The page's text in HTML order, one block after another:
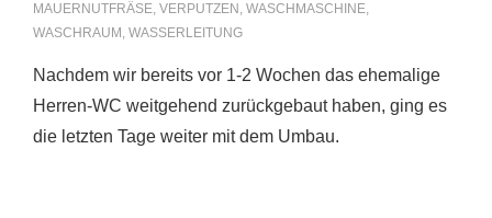
MAUERNUTFRÄSE, VERPUTZEN , WASCHMASCHINE,
WASCHRAUM , WASSERLEITUNG
Nachdem wir bereits vor 1-2 Wochen das ehemalige
Herren-WC weitgehend zurückgebaut haben, ging es
die letzten Tage weiter mit dem Umbau.